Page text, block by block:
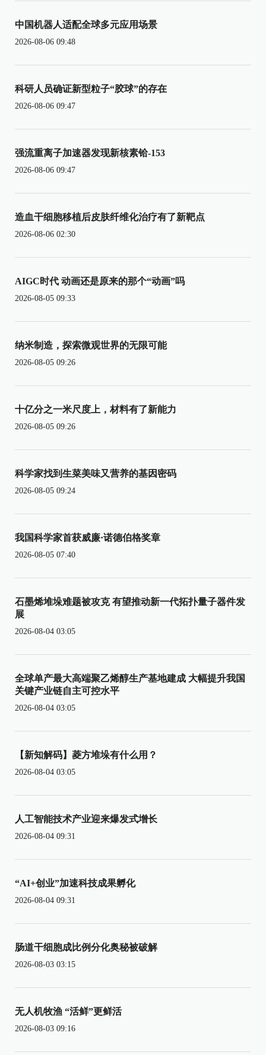
中国机器人适配全球多元应用场景
2026-08-06 09:48
科研人员确证新型粒子“胶球”的存在
2026-08-06 09:47
强流重离子加速器发现新核素铪-153
2026-08-06 09:47
造血干细胞移植后皮肤纤维化治疗有了新靶点
2026-08-06 02:30
AIGC时代 动画还是原来的那个“动画”吗
2026-08-05 09:33
纳米制造，探索微观世界的无限可能
2026-08-05 09:26
十亿分之一米尺度上，材料有了新能力
2026-08-05 09:26
科学家找到生菜美味又营养的基因密码
2026-08-05 09:24
我国科学家首获威廉·诺德伯格奖章
2026-08-05 07:40
石墨烯堆垛难题被攻克 有望推动新一代拓扑量子器件发
展
2026-08-04 03:05
全球单产最大高端聚乙烯醇生产基地建成 大幅提升我国
关键产业链自主可控水平
2026-08-04 03:05
【新知解码】菱方堆垛有什么用？
2026-08-04 03:05
人工智能技术产业迎来爆发式增长
2026-08-04 09:31
“AI+创业”加速科技成果孵化
2026-08-04 09:31
肠道干细胞成比例分化奥秘被破解
2026-08-03 03:15
无人机牧渔 “活鲜”更鲜活
2026-08-03 09:16